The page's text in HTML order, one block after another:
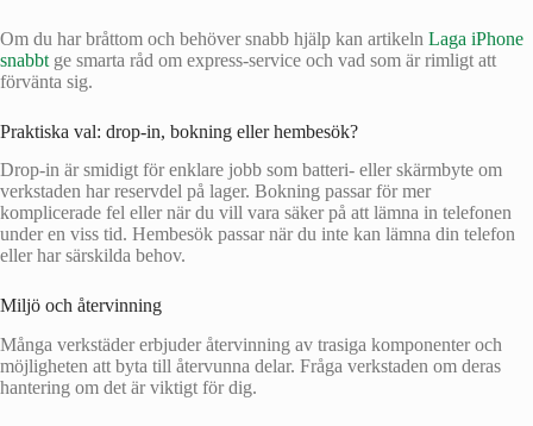
Om du har bråttom och behöver snabb hjälp kan artikeln Laga iPhone
snabbt ge smarta råd om express‑service och vad som är rimligt att
förvänta sig.
Praktiska val: drop‑in, bokning eller hembesök?
Drop‑in är smidigt för enklare jobb som batteri‑ eller skärmbyte om
verkstaden har reservdel på lager. Bokning passar för mer
komplicerade fel eller när du vill vara säker på att lämna in telefonen
under en viss tid. Hembesök passar när du inte kan lämna din telefon
eller har särskilda behov.
Miljö och återvinning
Många verkstäder erbjuder återvinning av trasiga komponenter och
möjligheten att byta till återvunna delar. Fråga verkstaden om deras
hantering om det är viktigt för dig.